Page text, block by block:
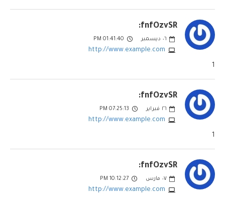
fnfOzvSR:
٠٦ ديسمبر 01:41:40 PM
http://www.example.com
1
fnfOzvSR:
٢٦ فبراير 07:25:13 PM
http://www.example.com
1
fnfOzvSR:
٠٧ مارس 10:12:27 PM
http://www.example.com